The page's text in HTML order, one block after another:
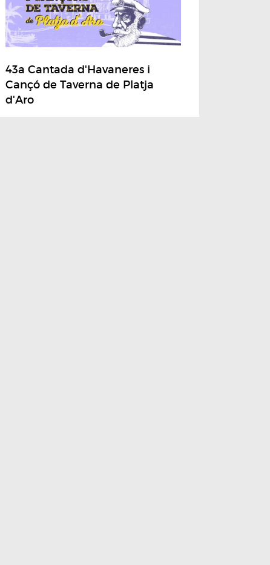
43a Cantada d'Havaneres i
Cançó de Taverna de Platja
d'Aro